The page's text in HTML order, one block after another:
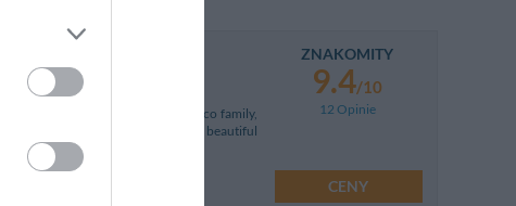
in 2004 belonging to the Ruocco family,
hotel is found in the middle of a beautiful
ZNAKOMITY
9.4/10
12 Opinie
CENY